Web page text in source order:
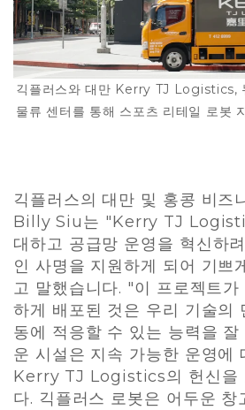
긱플러스와 대만 Kerry TJ Logistics,
물류 센터를 통해 스포츠 리테일 로봇
긱플러스의 대만 및 홍콩 비즈
Billy Siu는 "Kerry TJ
대하고 공급망 운영을 혁신하
인 사명을 지원하게 되어 기쁘
고 말했습니다. "이 프로젝트
하게 배포된 것은 우리 기술의
동에 적응할 수 있는 능력을 잘
운 시설은 지속 가능한 운영에
Kerry TJ Logistics의 헌신을
다. 긱플러스 로봇은 어두운 창